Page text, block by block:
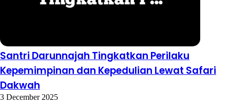
Santri Darunnajah Tingkatkan Perilaku
Kepemimpinan dan Kepedulian Lewat Safari
Dakwah
3 December 2025